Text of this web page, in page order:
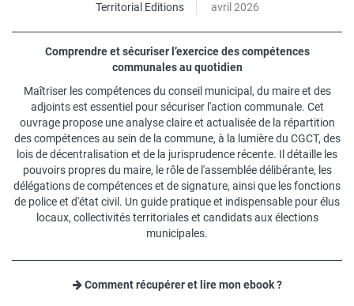
Territorial Editions
avril 2026
Comprendre et sécuriser l’exercice des compétences
communales au quotidien
Maîtriser les compétences du conseil municipal, du maire et des
adjoints est essentiel pour sécuriser l'action communale. Cet
ouvrage propose une analyse claire et actualisée de la répartition
des compétences au sein de la commune, à la lumière du CGCT, des
lois de décentralisation et de la jurisprudence récente. Il détaille les
pouvoirs propres du maire, le rôle de l'assemblée délibérante, les
délégations de compétences et de signature, ainsi que les fonctions
de police et d'état civil. Un guide pratique et indispensable pour élus
locaux, collectivités territoriales et candidats aux élections
municipales.
Comment récupérer et lire mon ebook ?